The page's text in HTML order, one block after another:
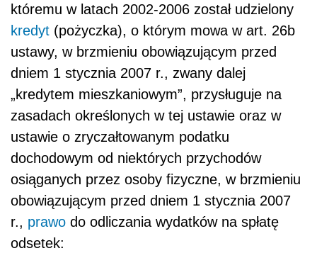
któremu w latach 2002-2006 został udzielony
kredyt (pożyczka), o którym mowa w art. 26b
ustawy, w brzmieniu obowiązującym przed
dniem 1 stycznia 2007 r., zwany dalej
„kredytem mieszkaniowym”, przysługuje na
zasadach określonych w tej ustawie oraz w
ustawie o zryczałtowanym podatku
dochodowym od niektórych przychodów
osiąganych przez osoby fizyczne, w brzmieniu
obowiązującym przed dniem 1 stycznia 2007
r., prawo do odliczania wydatków na spłatę
odsetek: